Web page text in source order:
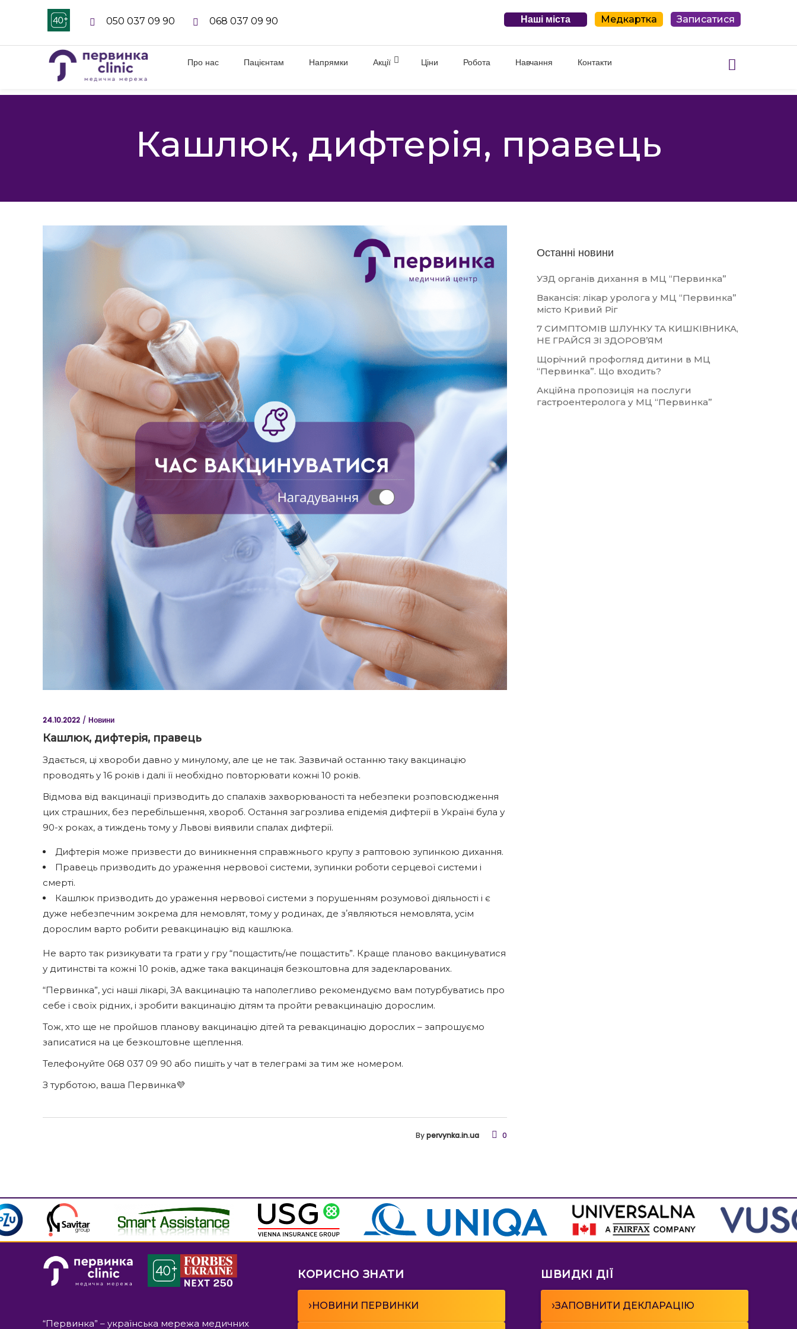
050 037 09 90 068 037 09 90 Наші міста Медкартка Записатися
Про нас Пацієнтам Напрямки Акції Ціни Робота Навчання Контакти
Кашлюк, дифтерія, правець
24.10.2022 Новини
Кашлюк, дифтерія, правець
Здається, ці хвороби давно у минулому, але це не так. Зазвичай останню таку вакцинацію
проводять у 16 років і далі її необхідно повторювати кожні 10 років.
Відмова від вакцинації призводить до спалахів захворюваності та небезпеки розповсюдження
цих страшних, без перебільшення, хвороб. Остання загрозлива епідемія дифтерії в Україні була у
90-х роках, а тиждень тому у Львові виявили спалах дифтерії.
Дифтерія може призвести до виникнення справжнього крупу з раптовою зупинкою дихання.
Правець призводить до ураження нервової системи, зупинки роботи серцевої системи і
смерті.
Кашлюк призводить до ураження нервової системи з порушенням розумової діяльності і є
дуже небезпечним зокрема для немовлят, тому у родинах, де зʼявляються немовлята, усім
дорослим варто робити ревакцинацію від кашлюка.
Не варто так ризикувати та грати у гру “пощастить/не пощастить”. Краще планово вакцинуватися
у дитинстві та кожні 10 років, адже така вакцинація безкоштовна для задекларованих.
“Первинка”, усі наші лікарі, ЗА вакцинацію та наполегливо рекомендуємо вам потурбуватись про
себе і своїх рідних, і зробити вакцинацію дітям та пройти ревакцинацію дорослим.
Тож, хто ще не пройшов планову вакцинацію дітей та ревакцинацію дорослих – запрошуємо
записатися на це безкоштовне щеплення.
Телефонуйте 068 037 09 90 або пишіть у чат в телеграмі за тим же номером.
З турботою, ваша Первинка💜
Bypervynka.in.ua 0
Останні новини
УЗД органів дихання в МЦ “Первинка”
Вакансія: лікар уролога у МЦ “Первинка”
місто Кривий Ріг
7 СИМПТОМІВ ШЛУНКУ ТА КИШКІВНИКА,
НЕ ГРАЙСЯ ЗІ ЗДОРОВ’ЯМ
Щорічний профогляд дитини в МЦ
“Первинка”. Що входить?
Акційна пропозиція на послуги
гастроентеролога у МЦ “Первинка”
“Первинка” – українська мережа медичних
КОРИСНО ЗНАТИ
› НОВИНИ ПЕРВИНКИ
ШВИДКІ ДІЇ
›ЗАПОВНИТИ ДЕКЛАРАЦІЮ